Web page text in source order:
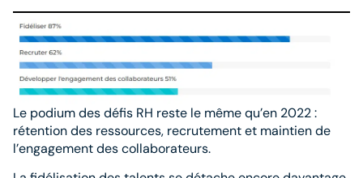
Le podium des défis RH reste le même qu’en 2022 :
rétention des ressources, recrutement et maintien de
l’engagement des collaborateurs.